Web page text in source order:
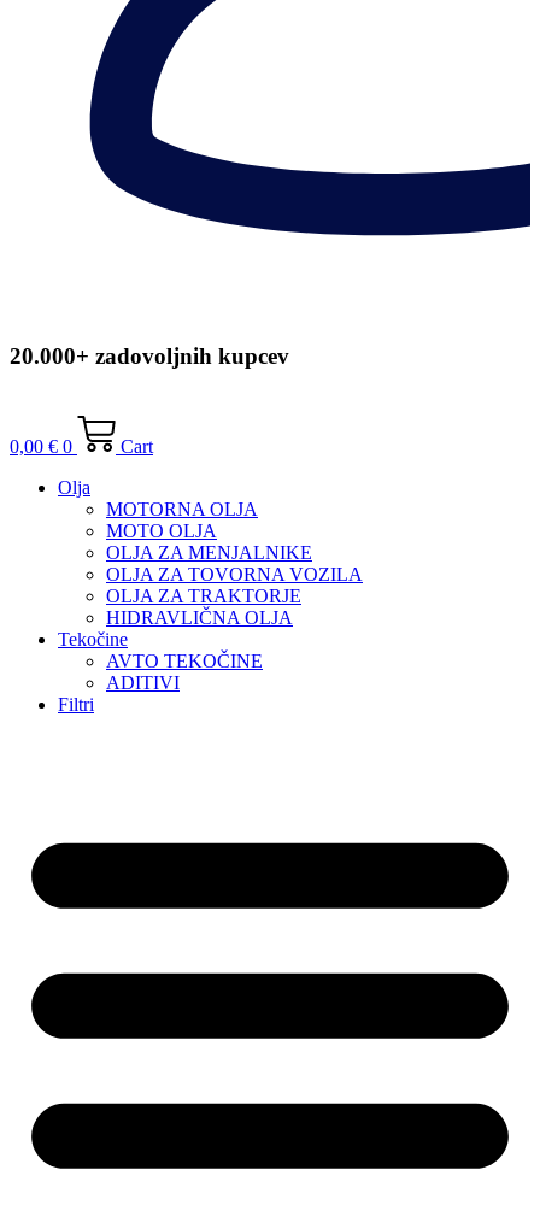
20.000+ zadovoljnih kupcev
0,00 € 0
Cart
Olja
MOTORNA OLJA
MOTO OLJA
OLJA ZA MENJALNIKE
OLJA ZA TOVORNA VOZILA
OLJA ZA TRAKTORJE
HIDRAVLIČNA OLJA
Tekočine
AVTO TEKOČINE
ADITIVI
Filtri